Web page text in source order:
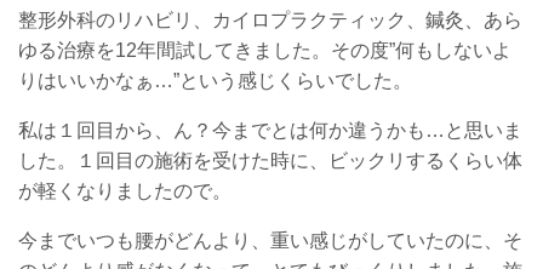
整形外科のリハビリ、カイロプラクティック、鍼灸、あら
ゆる治療を12年間試してきました。その度”何もしないよ
りはいいかなぁ…”という感じくらいでした。
私は１回目から、ん？今までとは何か違うかも…と思いま
した。１回目の施術を受けた時に、ビックリするくらい体
が軽くなりましたので。
今までいつも腰がどんより、重い感じがしていたのに、そ